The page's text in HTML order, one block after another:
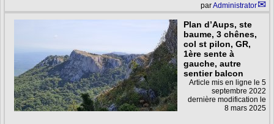
parAdministrator
Plan d’Aups, ste
baume, 3 chênes,
col st pilon, GR,
1ère sente à
gauche, autre
sentier balcon
Article mis en ligne le 5
septembre 2022
dernière modification le
8 mars 2025